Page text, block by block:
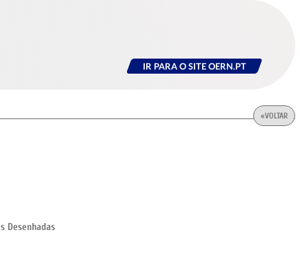
IR PARA O SITE OERN.PT
«VOLTAR
Desenhadas